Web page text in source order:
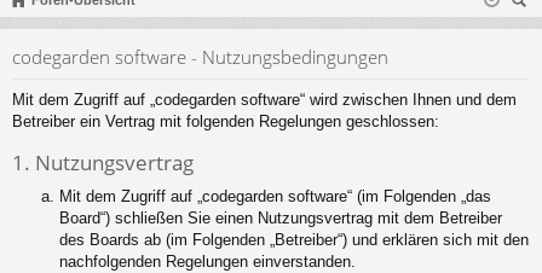
riff n
uc
codegarden software - Nutzungsbedingungen
Mit dem Zugriff auf „codegarden software“ wird zwischen Ihnen und dem
Betreiber ein Vertrag mit folgenden Regelungen geschlossen:
1. Nutzungsvertrag
Mit dem Zugriff auf „codegarden software“ (im Folgenden „das
Board“) schließen Sie einen Nutzungsvertrag mit dem Betreiber
des Boards ab (im Folgenden „Betreiber“) und erklären sich mit den
nachfolgenden Regelungen einverstanden.